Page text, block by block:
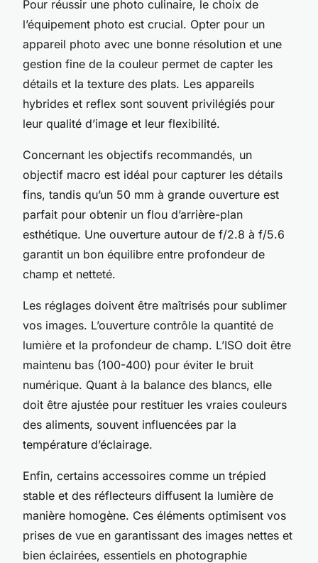
Pour réussir une photo culinaire, le choix de
l’équipement photo est crucial. Opter pour un
appareil photo avec une bonne résolution et une
gestion fine de la couleur permet de capter les
détails et la texture des plats. Les appareils
hybrides et reflex sont souvent privilégiés pour
leur qualité d’image et leur flexibilité.
Concernant les objectifs recommandés, un
objectif macro est idéal pour capturer les détails
fins, tandis qu’un 50 mm à grande ouverture est
parfait pour obtenir un flou d’arrière-plan
esthétique. Une ouverture autour de f/2.8 à f/5.6
garantit un bon équilibre entre profondeur de
champ et netteté.
Les réglages doivent être maîtrisés pour sublimer
vos images. L’ouverture contrôle la quantité de
lumière et la profondeur de champ. L’ISO doit être
maintenu bas (100-400) pour éviter le bruit
numérique. Quant à la balance des blancs, elle
doit être ajustée pour restituer les vraies couleurs
des aliments, souvent influencées par la
température d’éclairage.
Enfin, certains accessoires comme un trépied
stable et des réflecteurs diffusent la lumière de
manière homogène. Ces éléments optimisent vos
prises de vue en garantissant des images nettes et
bien éclairées, essentiels en photographie